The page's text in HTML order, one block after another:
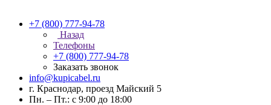
+7 (800) 777-94-78
Назад
Телефоны
+7 (800) 777-94-78
Заказать звонок
info@kupicabel.ru
г. Краснодар, проезд Майский 5
Пн. – Пт.: с 9:00 до 18:00